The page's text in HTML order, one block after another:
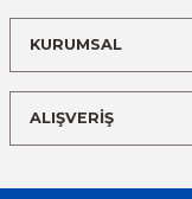
KURUMSAL
ALIŞVERİŞ